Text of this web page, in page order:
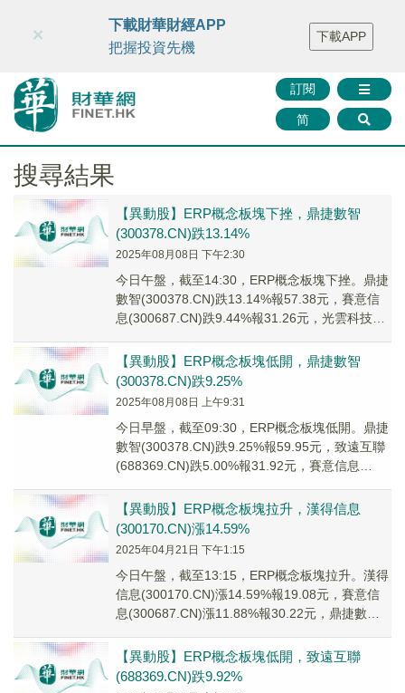
財華智庫網 FINTV FINMETA 財華證券 媒體矩陣
智庫沙龍
聯絡我們
訂閱
简
×
下載財華財經APP
把握投資先機
下載APP
搜尋結果
【異動股】ERP概念板塊下挫，鼎捷數智
(300378.CN)跌13.14%
2025年08月08日 下午2:30
今日午盤，截至14:30，ERP概念板塊下挫。鼎捷
數智(300378.CN)跌13.14%報57.38元，賽意信
息(300687.CN)跌9.44%報31.26元，光雲科技
【異動股】ERP概念板塊低開，鼎捷數智
(300378.CN)跌9.25%
2025年08月08日 上午9:31
今日早盤，截至09:30，ERP概念板塊低開。鼎捷
數智(300378.CN)跌9.25%報59.95元，致遠互聯
(688369.CN)跌5.00%報31.92元，賽意信息
【異動股】ERP概念板塊拉升，漢得信息
(300170.CN)漲14.59%
2025年04月21日 下午1:15
今日午盤，截至13:15，ERP概念板塊拉升。漢得
信息(300170.CN)漲14.59%報19.08元，賽意信
息(300687.CN)漲11.88%報30.22元，鼎捷數智
【異動股】ERP概念板塊低開，致遠互聯
(688369.CN)跌9.92%